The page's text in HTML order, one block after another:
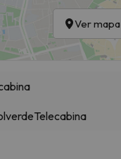
Ver mapa
Telecabina